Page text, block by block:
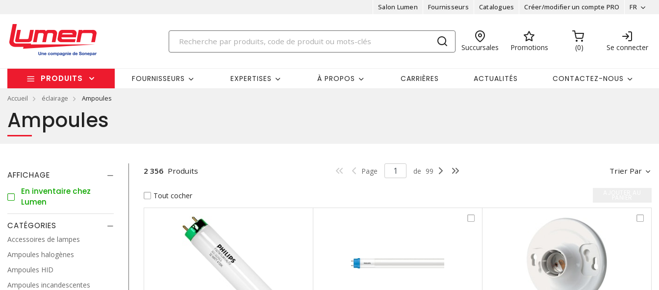
Salon Lumen Fournisseurs Catalogues Créer/modifier un compte PRO FR
Succursales Promotions 0 Se connecter
PRODUITS FOURNISSEURS EXPERTISES À PROPOS CARRIÈRES ACTUALITÉS CONTACTEZ-NOUS
Accueil éclairage Ampoules
Ampoules
AFFICHAGE
En inventaire chez
Lumen
CATÉGORIES
Accessoires de lampes
Ampoules halogènes
Ampoules HID
Ampoules incandescentes
Trier Par
2 356 Produits Page de 99
Tout cocher